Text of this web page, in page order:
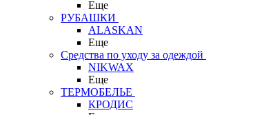
Еще
РУБАШКИ
ALASKAN
Еще
Средства по уходу за одеждой
NIKWAX
Еще
ТЕРМОБЕЛЬЕ
КРОДИС